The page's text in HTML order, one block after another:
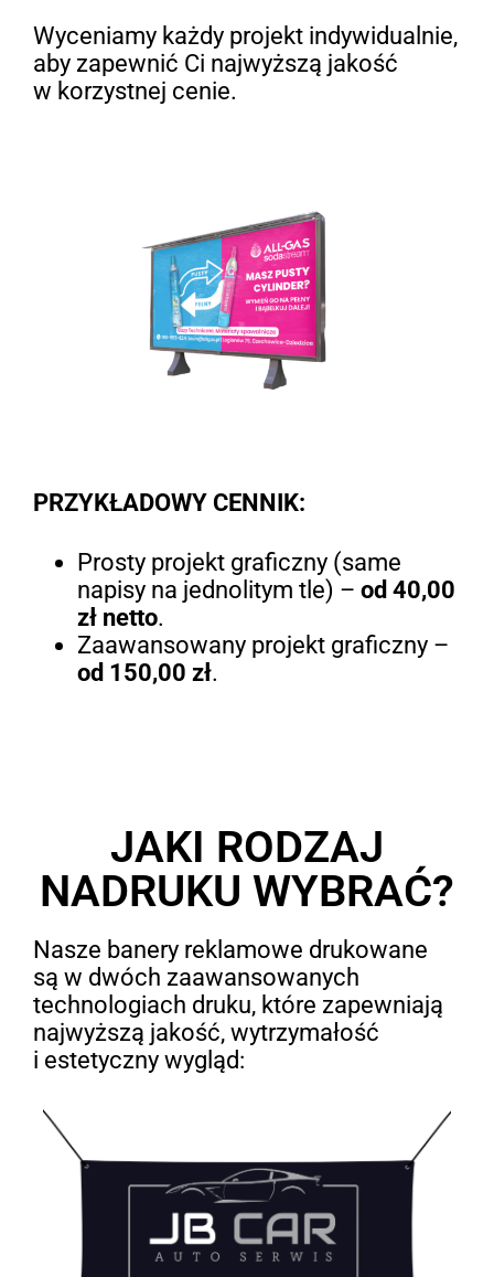
Wyceniamy każdy projekt indywidualnie,
aby zapewnić Ci najwyższą jakość
w korzystnej cenie.
PRZYKŁADOWY CENNIK:
Prosty projekt graficzny (same
napisy na jednolitym tle) – od 40,00
zł netto.
Zaawansowany projekt graficzny –
od 150,00 zł.
JAKI RODZAJ
NADRUKU WYBRAĆ?
Nasze banery reklamowe drukowane
są w dwóch zaawansowanych
technologiach druku, które zapewniają
najwyższą jakość, wytrzymałość
i estetyczny wygląd: